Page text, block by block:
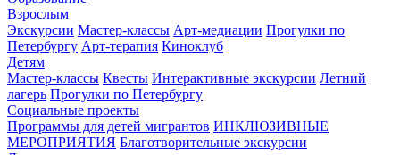
Взрослым
Экскурсии Мастер-классы Арт-медиации Прогулки по
Петербургу Арт-терапия Киноклуб
Детям
Мастер-классы Квесты Интерактивные экскурсии Летний
лагерь Прогулки по Петербургу
Социальные проекты
Программы для детей мигрантов ИНКЛЮЗИВНЫЕ
МЕРОПРИЯТИЯ Благотворительные экскурсии